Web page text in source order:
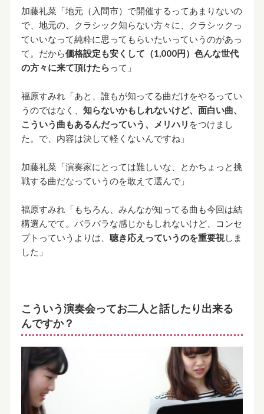
加藤礼菜「地元（入間市）で開催するってあまりないの
で、地元の、クラシック知らない方々に、クラシックっ
ていいなって純粋に思ってもらいたいっていうのがあっ
て。だから価格設定も安くして（1,000円）色んな世代
の方々に来て頂けたらって」
福原すみれ「あと、誰もが知ってる曲だけをやるってい
うのではなく、 知らないかもしれないけど、面白い曲、
こういう曲もあるんだっていう、メリハリ をつけまし
た。で、内容は決して軽くないんですね」
加藤礼菜「演奏家にとっては難しいな、とかちょっと挑
戦する曲だなっていうのを敢えて選んで」
福原すみれ「もちろん、みんなが知ってる曲も今回は結
構選んでて。バラバラな感じかもしれないけど、コンセ
プトっていうよりは、 聴き応えっていうのを重要視しま
した」
こういう演奏会ってお二人と話したり出来る
んですか？